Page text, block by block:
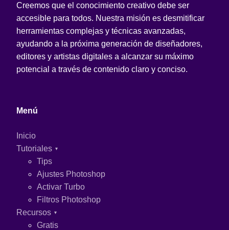
Creemos que el conocimiento creativo debe ser
accesible para todos. Nuestra misión es desmitificar
herramientas complejas y técnicas avanzadas,
ayudando a la próxima generación de diseñadores,
editores y artistas digitales a alcanzar su máximo
potencial a través de contenido claro y conciso.
Menú
Inicio
Tutoriales
Tips
Ajustes Photoshop
Activar Turbo
Filtros Photoshop
Recursos
Gratis